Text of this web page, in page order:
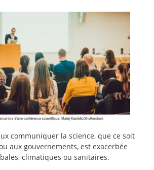
communiquer la science, que ce soit
aux gouvernements, est exacerbée
climatiques ou sanitaires.